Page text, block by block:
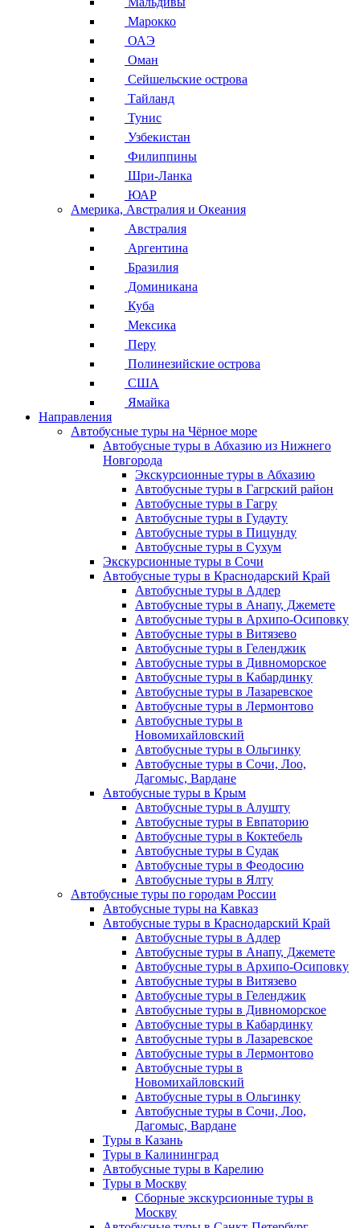
Марокко
ОАЭ
Оман
Сейшельские острова
Тайланд
Тунис
Узбекистан
Филиппины
Шри-Ланка
ЮАР
Америка, Австралия и Океания
Австралия
Аргентина
Бразилия
Доминикана
Куба
Мексика
Перу
Полинезийские острова
США
Ямайка
Направления
Автобусные туры на Чёрное море
Автобусные туры в Абхазию из Нижнего
Новгорода
Экскурсионные туры в Абхазию
Автобусные туры в Гагрский район
Автобусные туры в Гагру
Автобусные туры в Гудауту
Автобусные туры в Пицунду
Автобусные туры в Сухум
Экскурсионные туры в Сочи
Автобусные туры в Краснодарский Край
Автобусные туры в Адлер
Автобусные туры в Анапу, Джемете
Автобусные туры в Архипо-Осиповку
Автобусные туры в Витязево
Автобусные туры в Геленджик
Автобусные туры в Дивноморское
Автобусные туры в Кабардинку
Автобусные туры в Лазаревское
Автобусные туры в Лермонтово
Автобусные туры в
Новомихайловский
Автобусные туры в Ольгинку
Автобусные туры в Сочи, Лоо,
Дагомыс, Вардане
Автобусные туры в Крым
Автобусные туры в Алушту
Автобусные туры в Евпаторию
Автобусные туры в Коктебель
Автобусные туры в Судак
Автобусные туры в Феодосию
Автобусные туры в Ялту
Автобусные туры по городам России
Автобусные туры на Кавказ
Автобусные туры в Краснодарский Край
Автобусные туры в Адлер
Автобусные туры в Анапу, Джемете
Автобусные туры в Архипо-Осиповку
Автобусные туры в Витязево
Автобусные туры в Геленджик
Автобусные туры в Дивноморское
Автобусные туры в Кабардинку
Автобусные туры в Лазаревское
Автобусные туры в Лермонтово
Автобусные туры в
Новомихайловский
Автобусные туры в Ольгинку
Автобусные туры в Сочи, Лоо,
Дагомыс, Вардане
Туры в Казань
Туры в Калининград
Автобусные туры в Карелию
Туры в Москву
Сборные экскурсионные туры в
Москву